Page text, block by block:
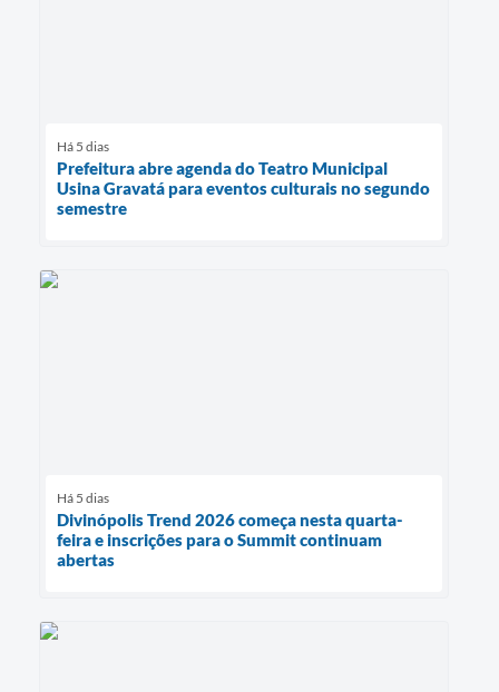
Há 5 dias
Prefeitura abre agenda do Teatro Municipal
Usina Gravatá para eventos culturais no segundo
semestre
Há 5 dias
Divinópolis Trend 2026 começa nesta quarta-
feira e inscrições para o Summit continuam
abertas